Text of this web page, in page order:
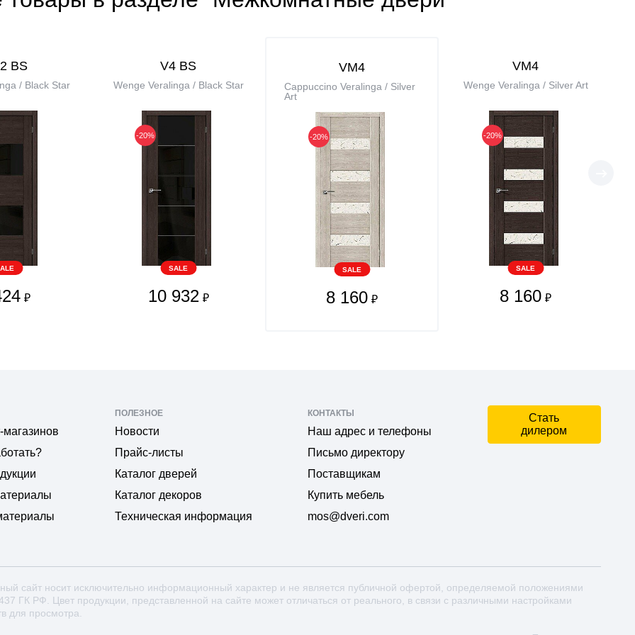
BS
/ Black Star
₽
V4 BS
Wenge Veralinga / Black Star
-20%
SALE
10 932 ₽
VM4
Cappuccino Veralinga / Silver
Art
-20%
SALE
8 160 ₽
VM4
Wenge Veralinga / Silver Art
-20%
SALE
8 160 ₽
магазинов
ПОЛЕЗНОЕ
Новости
Прайс-листы
Каталог дверей
Каталог декоров
Техническая информация
КОНТАКТЫ
Наш адрес и телефоны
Письмо директору
Поставщикам
Купить мебель
mos@dveri.com
Стать
дилером
сайт носит исключительно информационный характер и не является публичной офертой, определяемой положениями
ГК РФ. Цвет продукции, представленной на сайте может отличаться от реального, в связи с различными настройками
для просмотра.